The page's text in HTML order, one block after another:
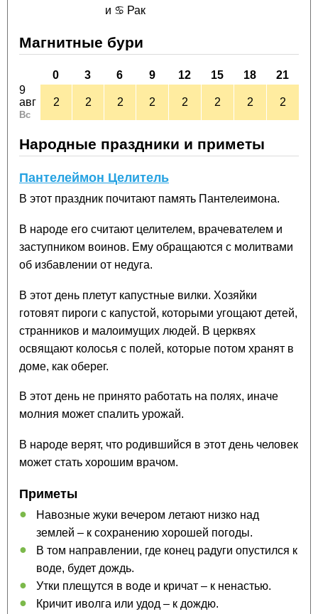
и ♋ Рак
Магнитные бури
0 3 6 9 12 15 18
21
9
авг
Вс
2 2 2 2 2 2 2 2
Народные праздники и приметы
Пантелеймон Целитель
В этот праздник почитают память Пантелеимона.
В народе его считают целителем, врачевателем и
заступником воинов. Ему обращаются с молитвами
об избавлении от недуга.
В этот день плетут капустные вилки. Хозяйки
готовят пироги с капустой, которыми угощают детей,
странников и малоимущих людей. В церквях
освящают колосья с полей, которые потом хранят в
доме, как оберег.
В этот день не принято работать на полях, иначе
молния может спалить урожай.
В народе верят, что родившийся в этот день человек
может стать хорошим врачом.
Приметы
Навозные жуки вечером летают низко над
землей – к сохранению хорошей погоды.
В том направлении, где конец радуги опустился к
воде, будет дождь.
Утки плещутся в воде и кричат – к ненастью.
Кричит иволга или удод – к дождю.